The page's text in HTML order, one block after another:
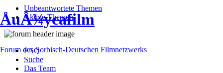
Unbeantwortete Themen
Aktive Themen
ÅuÅ¾ycafilm
Forum des Sorbisch-Deutschen Filmnetzwerks
FAQ
Suche
Das Team